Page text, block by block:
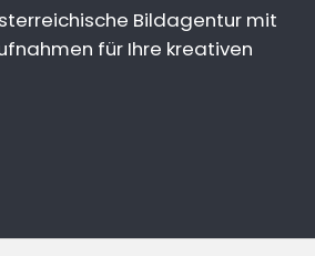
Bildagentur mit
für Ihre kreativen